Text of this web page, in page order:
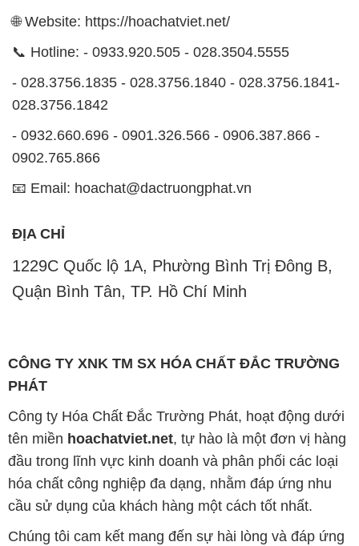
🌐 Website: https://hoachatviet.net/
📞 Hotline: - 0933.920.505 - 028.3504.5555
- 028.3756.1835 - 028.3756.1840 - 028.3756.1841-
028.3756.1842
- 0932.660.696 - 0901.326.566 - 0906.387.866 -
0902.765.866
📧 Email: hoachat@dactruongphat.vn
ĐỊA CHỈ
1229C Quốc lộ 1A, Phường Bình Trị Đông B,
Quận Bình Tân, TP. Hồ Chí Minh
CÔNG TY XNK TM SX HÓA CHẤT ĐẮC TRƯỜNG
PHÁT
Công ty Hóa Chất Đắc Trường Phát, hoạt động dưới
tên miền hoachatviet.net, tự hào là một đơn vị hàng
đầu trong lĩnh vực kinh doanh và phân phối các loại
hóa chất công nghiệp đa dạng, nhằm đáp ứng nhu
cầu sử dụng của khách hàng một cách tốt nhất.
Chúng tôi cam kết mang đến sự hài lòng và đáp ứng